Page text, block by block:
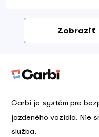
Zobraziť
Carbi je systém pre
jazdeného vozidla. Nie
služba.